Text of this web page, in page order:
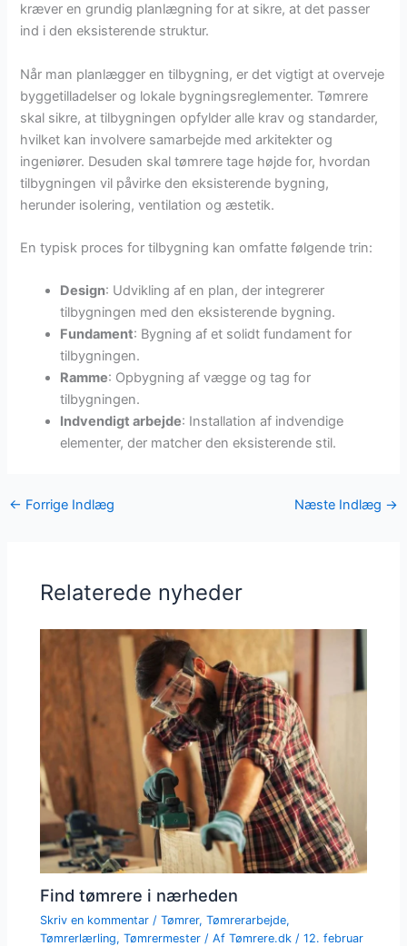
kræver en grundig planlægning for at sikre, at det passer
ind i den eksisterende struktur.
Når man planlægger en tilbygning, er det vigtigt at overveje
byggetilladelser og lokale bygningsreglementer. Tømrere
skal sikre, at tilbygningen opfylder alle krav og standarder,
hvilket kan involvere samarbejde med arkitekter og
ingeniører. Desuden skal tømrere tage højde for, hvordan
tilbygningen vil påvirke den eksisterende bygning,
herunder isolering, ventilation og æstetik.
En typisk proces for tilbygning kan omfatte følgende trin:
Design: Udvikling af en plan, der integrerer
tilbygningen med den eksisterende bygning.
Fundament: Bygning af et solidt fundament for
tilbygningen.
Ramme: Opbygning af vægge og tag for
tilbygningen.
Indvendigt arbejde: Installation af indvendige
elementer, der matcher den eksisterende stil.
← Forrige Indlæg Næste Indlæg →
Relaterede nyheder
Find tømrere i nærheden
Skriv en kommentar /Tømrer,Tømrerarbejde,
Tømrerlærling,Tømrermester / AfTømrere.dk /12. februar